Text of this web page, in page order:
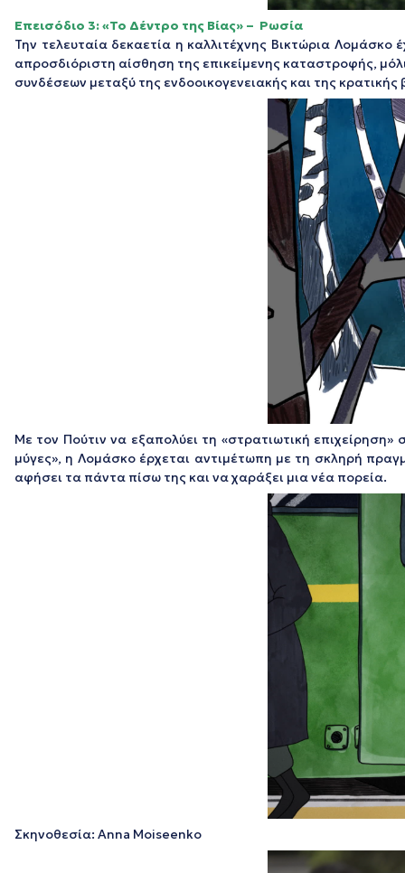
Επεισόδιο 3: «Το Δέντρο της Βίας» – Ρωσία
Την τελευταία δεκαετία η καλλιτέχνης Βικτώρια
απροσδιόριστη αίσθηση της επικείμενης καταστροφής,
συνδέσεων μεταξύ της ενδοοικογενειακής και της κρατικής
Με τον Πούτιν να εξαπολύει τη «στρατιωτική
μύγες», η Λομάσκο έρχεται αντιμέτωπη με τη σκληρή
αφήσει τα πάντα πίσω της και να χαράξει μια νέα πορεία.
Σκηνοθεσία: Anna Moiseenko